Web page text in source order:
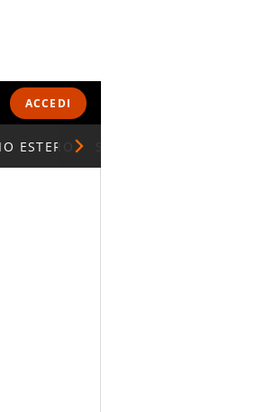
ACCEDI
E CLASSIFICHE
ESTERO